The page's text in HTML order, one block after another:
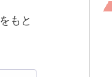
をもと